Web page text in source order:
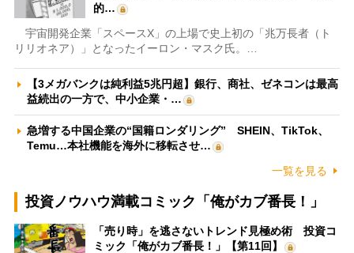
的…
宇宙開発企業「スペースX」の上場で史上初の「兆万長者（ト
リリオネア）」となったイーロン・マスク氏。…
【3メガバンクは純利益5兆円超】銀行、商社、ゼネコンは最高
益続出の一方で、中小企業・…
急増する中国企業の“国籍ロンダリング” SHEIN、TikTok、
Temu…本社機能を海外に移転させ…
一覧を見る
投資ノウハウ満載コミック「俺がカブ番長！」
「売り時」を逃さないトレンド見極め術 投資コ
ミック「俺がカブ番長！」【第11回】